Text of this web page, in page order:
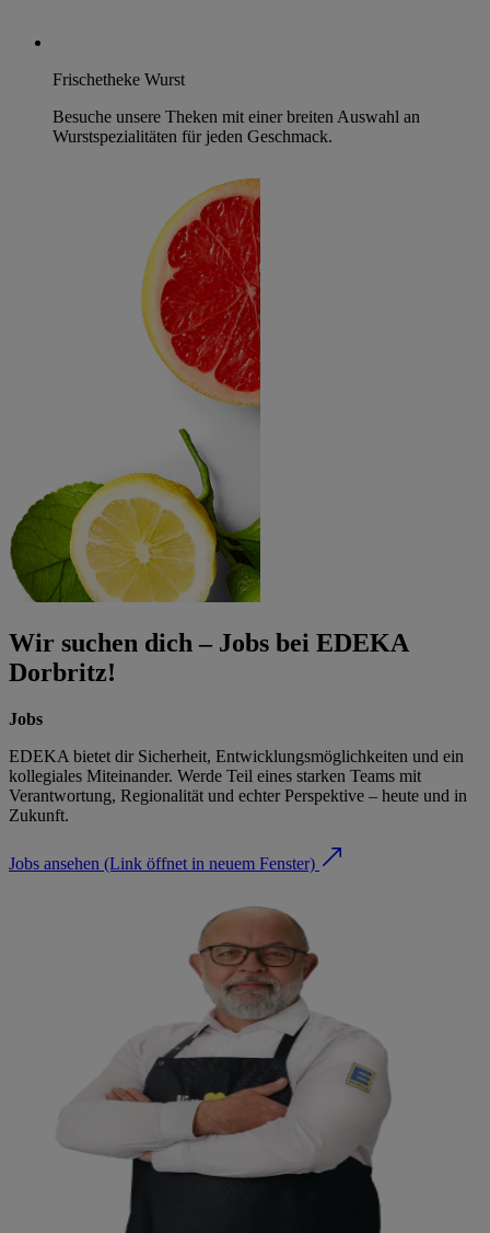
Frischetheke Wurst
Besuche unsere Theken mit einer breiten Auswahl an
Wurstspezialitäten für jeden Geschmack.
Wir suchen dich – Jobs bei EDEKA
Dorbritz!
Jobs
EDEKA bietet dir Sicherheit, Entwicklungsmöglichkeiten und ein
kollegiales Miteinander. Werde Teil eines starken Teams mit
Verantwortung, Regionalität und echter Perspektive – heute und in
Zukunft.
Jobs ansehen (Link öffnet in neuem Fenster)